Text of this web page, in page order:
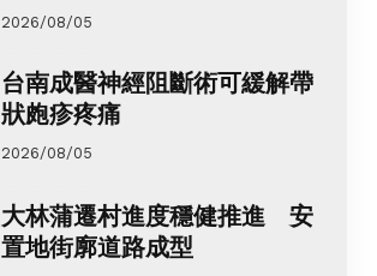
2026/08/05
台南成醫神經阻斷術可緩解帶
狀皰疹疼痛
2026/08/05
大林蒲遷村進度穩健推進 安
置地街廓道路成型